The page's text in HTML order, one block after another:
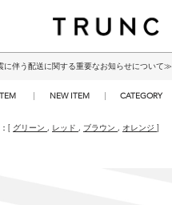
に伴う配送に関する重要なお知らせについて≫
NEW ITEM CATEGORY
[ グリーン , レッド , ブラウン , オレンジ